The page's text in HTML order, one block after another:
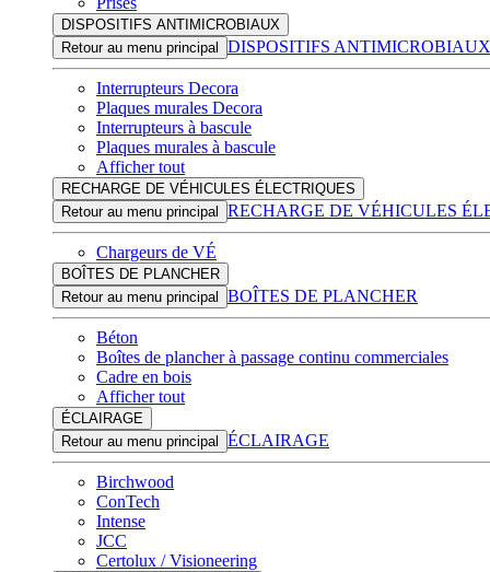
DISPOSITIFS ANTIMICROBIAUX
Retour au menu principal
DISPOSITIFS ANTIMICROBIAUX
Interrupteurs Decora
Plaques murales Decora
Interrupteurs à bascule
Plaques murales à bascule
Afficher tout
RECHARGE DE VÉHICULES ÉLECTRIQUES
Retour au menu principal
RECHARGE DE VÉHICULES
Chargeurs de VÉ
BOÎTES DE PLANCHER
Retour au menu principal
BOÎTES DE PLANCHER
Béton
Boîtes de plancher à passage continu commerciales
Cadre en bois
Afficher tout
ÉCLAIRAGE
Retour au menu principal
ÉCLAIRAGE
Birchwood
ConTech
Intense
JCC
Certolux / Visioneering